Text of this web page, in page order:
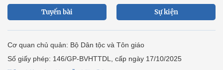
Tuần Việt Nam Công nghiệp hỗ trợ
Dân tộc thiểu số và miền núi Nội dung chuyên đề
English Hồ sơ